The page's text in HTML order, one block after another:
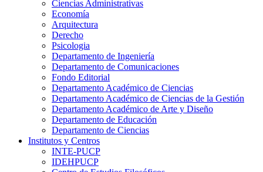
Ciencias Administrativas
Economía
Arquitectura
Derecho
Psicologia
Departamento de Ingeniería
Departamento de Comunicaciones
Fondo Editorial
Departamento Académico de Ciencias
Departamento Académico de Ciencias de la Gestión
Departamento Académico de Arte y Diseño
Departamento de Educación
Departamento de Ciencias
Institutos y Centros
INTE-PUCP
IDEHPUCP